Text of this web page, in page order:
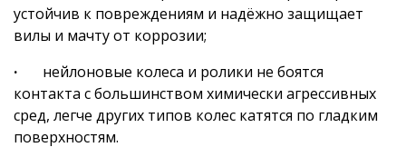
устойчив к повреждениям и надёжно защищает
вилы и мачту от коррозии;
·
нейлоновые колеса и ролики не боятся
контакта с большинством химически агрессивных
сред, легче других типов колес катятся по гладким
поверхностям.